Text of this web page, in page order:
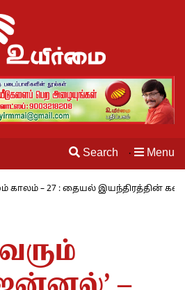
Search · Menu
: தையல் இயந்திரத்தின்
வரும்